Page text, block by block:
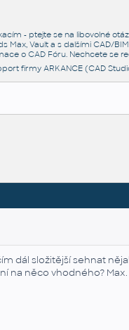
- ptejte se na libovolné
Max, Vault a s dalšími CAD/
o CAD Fóru. Nechcete se
firmy ARKANCE (CAD
dál složitější sehnat
na něco vhodného?